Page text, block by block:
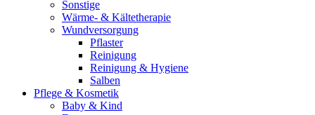
Sonstige
Wärme- & Kältetherapie
Wundversorgung
Pflaster
Reinigung
Reinigung & Hygiene
Salben
Pflege & Kosmetik
Baby & Kind